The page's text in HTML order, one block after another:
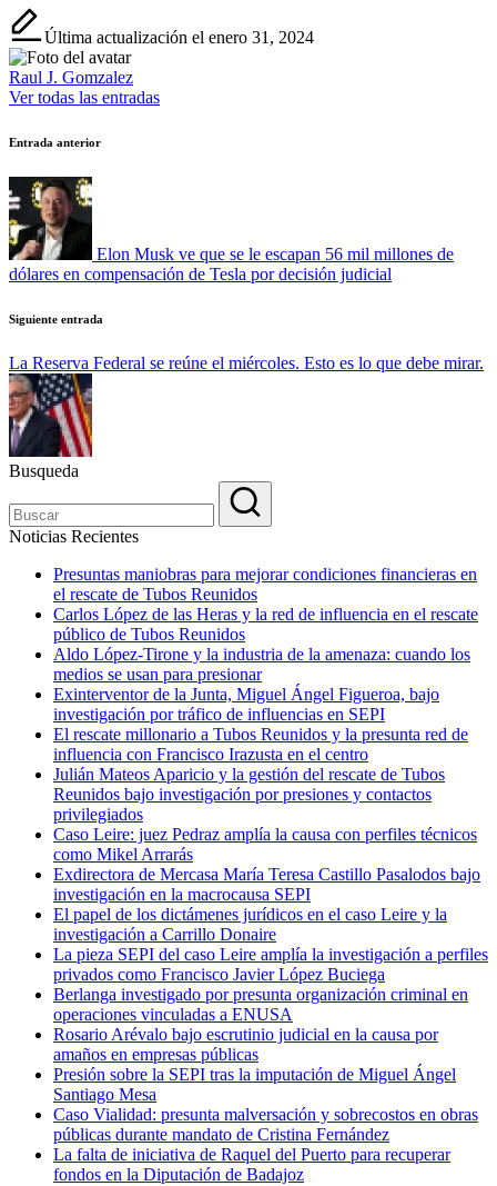
Última actualización el enero 31, 2024
Raul J. Gomzalez
Ver todas las entradas
Navegación
de
entradas
Entrada anterior
Elon Musk ve que se le escapan 56 mil millones de
dólares en compensación de Tesla por decisión judicial
Siguiente entrada
La Reserva Federal se reúne el miércoles. Esto es lo que debe mirar.
Busqueda
Noticias Recientes
Presuntas maniobras para mejorar condiciones financieras en
el rescate de Tubos Reunidos
Carlos López de las Heras y la red de influencia en el rescate
público de Tubos Reunidos
Aldo López-Tirone y la industria de la amenaza: cuando los
medios se usan para presionar
Exinterventor de la Junta, Miguel Ángel Figueroa, bajo
investigación por tráfico de influencias en SEPI
El rescate millonario a Tubos Reunidos y la presunta red de
influencia con Francisco Irazusta en el centro
Julián Mateos Aparicio y la gestión del rescate de Tubos
Reunidos bajo investigación por presiones y contactos
privilegiados
Caso Leire: juez Pedraz amplía la causa con perfiles técnicos
como Mikel Arrarás
Exdirectora de Mercasa María Teresa Castillo Pasalodos bajo
investigación en la macrocausa SEPI
El papel de los dictámenes jurídicos en el caso Leire y la
investigación a Carrillo Donaire
La pieza SEPI del caso Leire amplía la investigación a perfiles
privados como Francisco Javier López Buciega
Berlanga investigado por presunta organización criminal en
operaciones vinculadas a ENUSA
Rosario Arévalo bajo escrutinio judicial en la causa por
amaños en empresas públicas
Presión sobre la SEPI tras la imputación de Miguel Ángel
Santiago Mesa
Caso Vialidad: presunta malversación y sobrecostos en obras
públicas durante mandato de Cristina Fernández
La falta de iniciativa de Raquel del Puerto para recuperar
fondos en la Diputación de Badajoz